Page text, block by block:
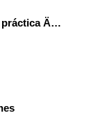
Dossier teoría y puesta en práctica Äprendizaje Basado en Juegos en Educación Infantil y Primaria